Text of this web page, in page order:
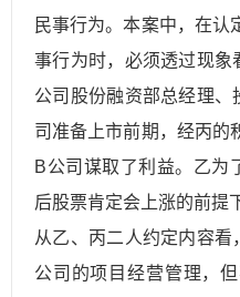
民事行为。本案中，在认
事行为时，必须透过现象
公司股份融资部总经理
司准备上市前期，经丙的
B公司谋取了利益。乙为
后股票肯定会上涨的前提
从乙、丙二人约定内容
公司的项目经营管理，